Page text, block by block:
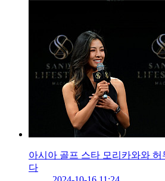
아시아 골프 스타 모리카와와
다